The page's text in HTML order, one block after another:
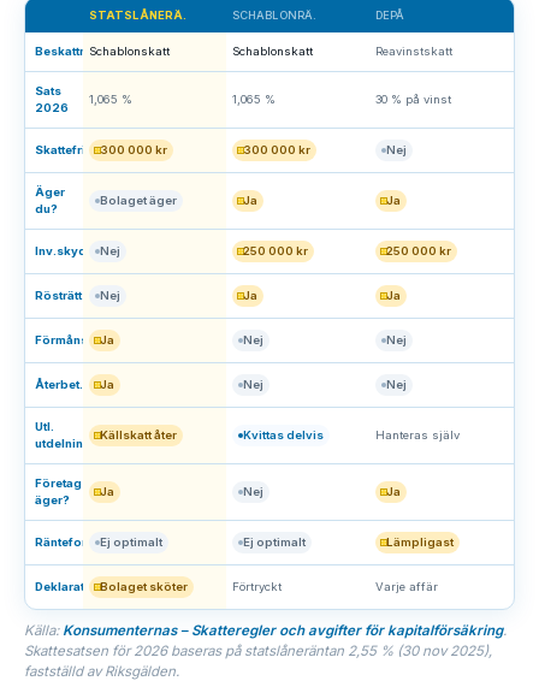
DEPÅ
BeskattningSchablonskatt Schablonskatt Reavinstskatt
Sats
2026
1,065 % 1,065 % 30 % på vinst
Skattefritt 300 000 kr 300 000 kr Nej
Äger
du?
Bolaget äger Ja Ja
Inv.skydd Nej 250 000 kr 250 000 kr
Rösträtt Nej Ja Ja
Förmånstagare
Ja Nej Nej
Återbet.skydd
Ja Nej Nej
Utl.
utdelning
Källskatt åter Kvittas delvis Hanteras själv
Företag
äger?
Ja Nej Ja
RäntefonderEj optimalt Ej optimalt Lämpligast
DeklarationBolaget sköter Förtryckt Varje affär
Källa: Konsumenternas – Skatteregler och avgifter för kapitalförsäkring.
Skattesatsen för 2026 baseras på statslåneräntan 2,55 % (30 nov 2025),
fastställd av Riksgälden.